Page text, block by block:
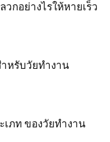
กอย่างไรให้หายเร็ว
หรับวัยทำงาน
เภท ของวัยทำงาน